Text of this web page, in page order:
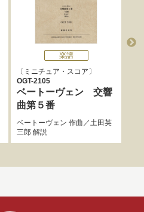
楽譜
ミニチュア・スコア
OGT-2105
ベートーヴェン 交響
曲第５番
ベートーヴェン 作曲／土田英
三郎解説